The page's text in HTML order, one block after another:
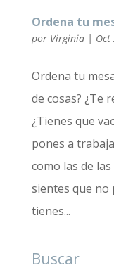
Ordena tu
por Virginia| Oct
Ordena tu
de cosas? ¿Te
¿Tienes que
pones a
como las de
sientes que no
tienes...
Buscar